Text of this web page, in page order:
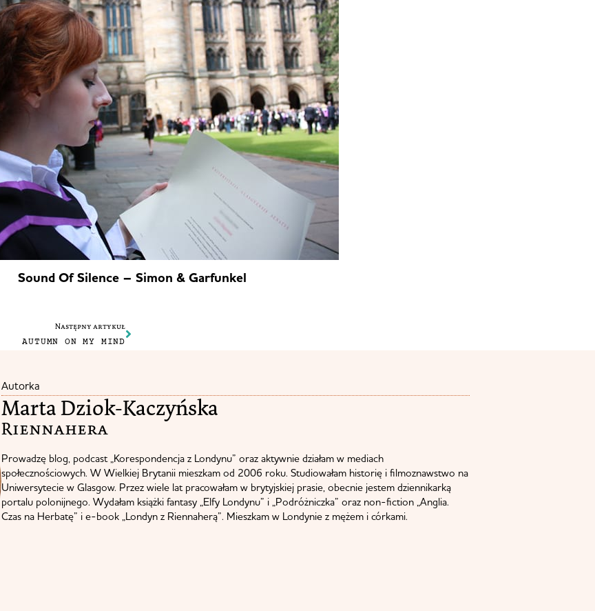
Sound Of Silence – Simon & Garfunkel
Następny artykuł
AUTUMN ON MY MIND
Autorka
Marta Dziok-Kaczyńska
Riennahera​
Prowadzę blog, podcast „Korespondencja z Londynu” oraz aktywnie działam w mediach
społecznościowych. W Wielkiej Brytanii mieszkam od 2006 roku. Studiowałam historię i filmoznawstwo na
Uniwersytecie w Glasgow. Przez wiele lat pracowałam w brytyjskiej prasie, obecnie jestem dziennikarką
portalu polonijnego. Wydałam książki fantasy „Elfy Londynu” i „Podróżniczka” oraz non-fiction „Anglia.
Czas na Herbatę” i e-book „Londyn z Riennaherą”. Mieszkam w Londynie z mężem i córkami.